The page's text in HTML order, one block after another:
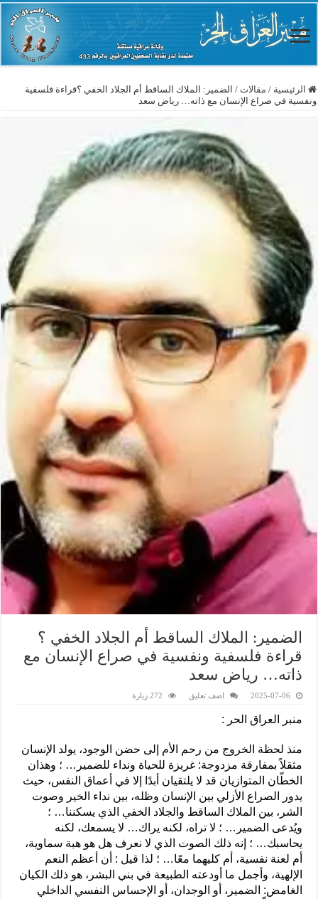
الرئيسية / مقالات / الضمير: الملاك الساقط أم الجلاد الخفي ؟قراءة فلسفية
ونفسية في صراع الإنسان مع ذاته… رياض سعد
الضمير: الملاك الساقط أم الجلاد الخفي ؟
قراءة فلسفية ونفسية في صراع الإنسان مع
ذاته… رياض سعد
2025-07-06 اضف تعليق 272 زيارة
منبر العراق الحر :
منذ لحظة الخروج من رحم الأم إلى حضن الوجود، يولد الإنسان
مثقلاً بمفارقة مزدوجة: غريزة للحياة ونداء للضمير… ؛ وهذان
الخطّان المتوازيان قد لا يلتقيان أبدًا إلا في أعماق النفس، حيث
يدور الصراع الأزلي بين الإنسان وظله، بين نداء الخير وصوت
الشر، بين الملاك الساقط والجلاد الخفي الذي يسكننا… ؛
ويُدعى الضمير… ؛ لا تراه، لكنه يراك… لا يسمعك، لكنه
يحاسبك… ؛ إنه ذلك الصوت الذي لا نعرف هل هو هبة سماوية،
أم لعنة نفسية، أم كليهما معًا… ؛ لذا قيل : أن أعظم النعم
الإلهية، وأجمل ما أودعته الطبيعة في بني البشر، هو ذلك الكيان
الغامض: الضمير، أو الوجدان، أو الإحساس النفسي الداخلي